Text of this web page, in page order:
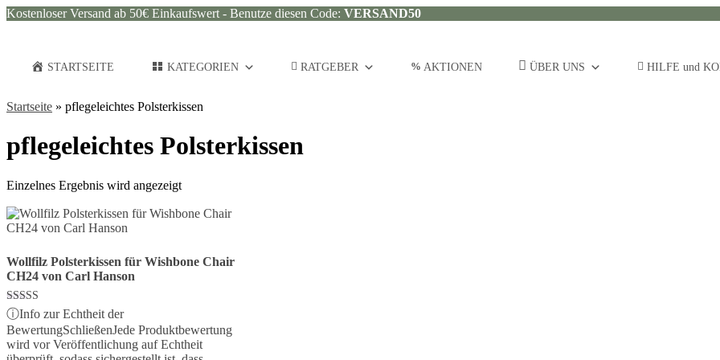
Kostenloser Versand ab 50€ Einkaufswert - Benutze diesen Code: VERSAND50
STARTSEITE KATEGORIEN RATGEBER AKTIONEN ÜBER UNS HILFE und
Startseite » pflegeleichtes Polsterkissen
pflegeleichtes Polsterkissen
Einzelnes Ergebnis wird angezeigt
Wollfilz Polsterkissen für Wishbone Chair
CH24 von Carl Hanson
Bewertet mit
5.00
von 5
ⓘInfo zur Echtheit der
BewertungSchließenJede Produktbewertung
wird vor Veröffentlichung auf Echtheit